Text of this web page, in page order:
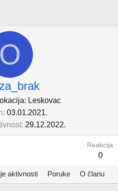
O
Leskovac
03.01.2021.
29.12.2022.
Reakcija
0
aktivnosti Poruke O članu